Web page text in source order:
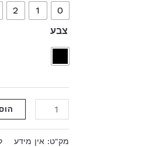
0
1
2
צבע
מק"ט: אין מידע